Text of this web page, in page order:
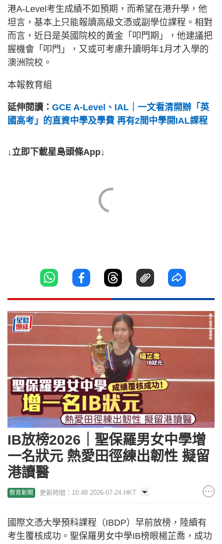
港A-Level考生成績不如預期，而希望在港升學，他
坦言，基本上只能報讀高級文憑或副學位課程。相對
而言，近日是英國院校的黃金「叩門期」，他建議把
握機會「叩門」，又或可考慮升讀明年1月才入學的
澳洲院校。
本報教育組
延伸閱讀： GCE A-Level、IAL｜一文看清開辦「英
國高考」的直資中學及學費 再有2間中學開IAL課程
↓立即下載星島頭條App↓
IB放榜2026｜聖保羅男女中學增
一名狀元 熱愛田徑練出韌性 擬留
港讀醫
教育新聞 更新時間：10:48 2026-07-24 HKT
國際文憑大學預科課程（IBDP）早前放榜，陸續有
考生覆核成功。聖保羅男女中學IB榜眼楊芷喬，成功